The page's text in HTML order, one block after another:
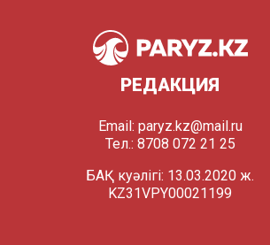
РЕДАКЦИЯ
Email: paryz.kz@mail.ru
Тел.: 8708 072 21 25
БАҚ куәлігі: 13.03.2020 ж.
KZ31VPY00021199